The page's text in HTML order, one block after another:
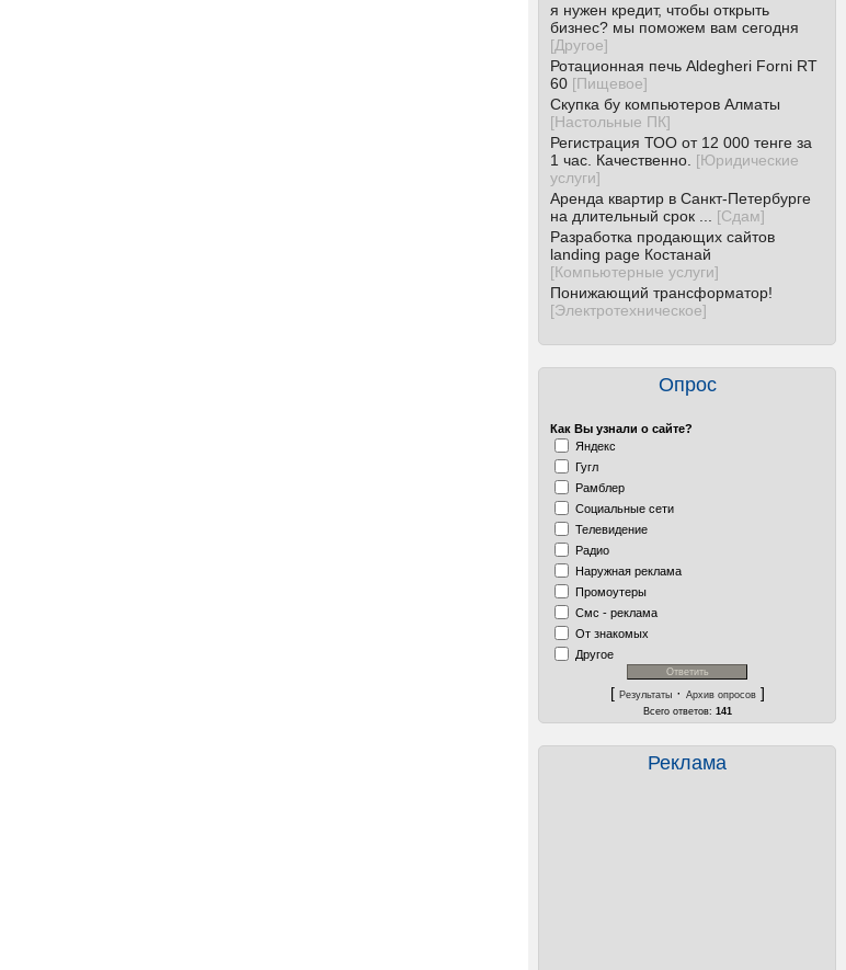
я нужен кредит, чтобы открыть
бизнес? мы поможем вам сегодня
[Другое]
Ротационная печь Aldegheri Forni RT
60 [Пищевое]
Скупка бу компьютеров Алматы
[Настольные ПК]
Регистрация ТОО от 12 000 тенге за
1 час. Качественно. [Юридические
услуги]
Аренда квартир в Санкт-Петербурге
на длительный срок ...
[Сдам]
Разработка продающих сайтов
landing page Костанай
[Компьютерные услуги]
Понижающий трансформатор!
[Электротехническое]
Опрос
Как Вы узнали о сайте?
Яндекс
Гугл
Рамблер
Социальные сети
Телевидение
Радио
Наружная реклама
Промоутеры
Смс - реклама
От знакомых
Другое
[ Результаты· Архив опросов]
Всего ответов: 141
Реклама